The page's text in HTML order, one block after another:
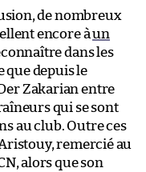
de nombreux
encore àun
dans les
que depuis le
Zakarian entre
qui se sont
au club. Outre ces
remercié au
alors que son